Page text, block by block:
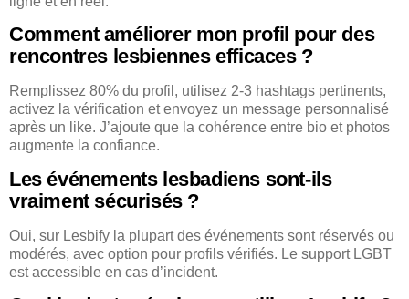
Comment améliorer mon profil pour des
rencontres lesbiennes efficaces ?
Remplissez 80% du profil, utilisez 2-3 hashtags pertinents,
activez la vérification et envoyez un message personnalisé
après un like. J’ajoute que la cohérence entre bio et photos
augmente la confiance.
Les événements lesbadiens sont-ils
vraiment sécurisés ?
Oui, sur Lesbify la plupart des événements sont réservés ou
modérés, avec option pour profils vérifiés. Le support LGBT
est accessible en cas d’incident.